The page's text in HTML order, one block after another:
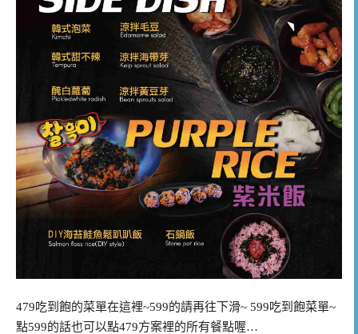
479吃到飽的菜單在這裡~599的請再往下滑~ 599吃到飽菜單~
點599的話也可以點479方案裡的所有餐點喔…